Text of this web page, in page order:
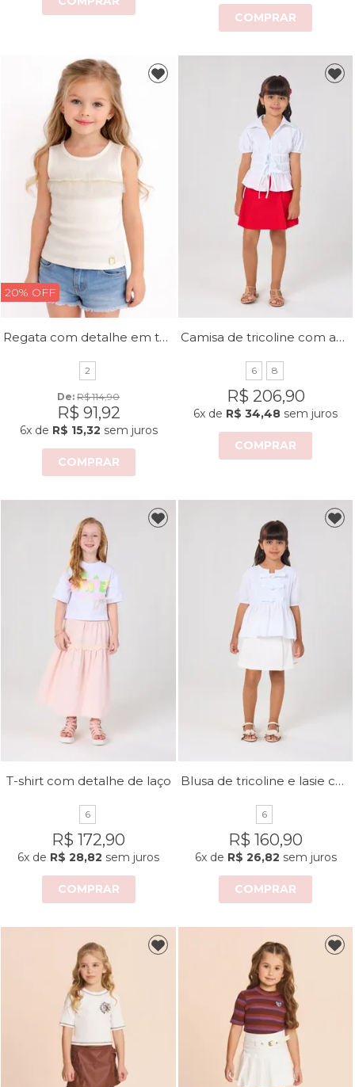
COMPRAR
20% OFF
Regata com detalhe em tule
2
De: R$ 114,90
R$ 91,92
6xde R$ 15,32 sem juros
COMPRAR
Camisa de tricoline com amarração
6 8
R$ 206,90
6x de R$ 34,48 sem juros
COMPRAR
T-shirt com detalhe de laço
6
R$ 172,90
6x de R$ 28,82 sem juros
COMPRAR
Blusa de tricoline e lasie com detalhe de laços
6
R$ 160,90
6xde R$ 26,82 sem juros
COMPRAR